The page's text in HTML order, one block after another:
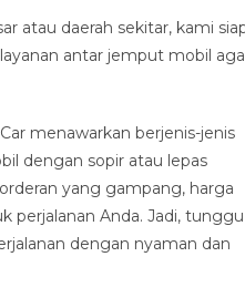
atau daerah sekitar, kami
antar jemput mobil
menawarkan berjenis-jenis
dengan sopir atau lepas
yang gampang, harga
perjalanan Anda. Jadi, tunggu
dengan nyaman dan